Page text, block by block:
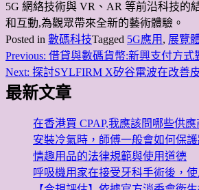
5G 網絡技術與 VR、AR 等前沿科技的
和互動,為觀眾帶來全新的藝術體驗。
Posted in 數碼科技Tagged 5G應用 , 展覽
文
章
Previous: 借貸與數碼貨幣:新興支付方式
Next: 探討SYLFIRM X矽谷電波在改善
最新文章
在香港買 CPAP,我應該問哪些供
安裝冷氣時，師傅一般會如何保
情趣用品的法律規範與使用道德
呼吸機用家在接受牙科手術後，